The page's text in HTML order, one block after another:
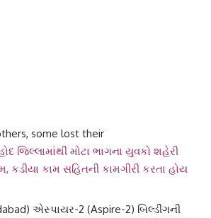
some lost their
જિલ્લામાંથી મોટા ભાગના યુવકો શહેરી
કડીયા કામ સહિતની કામગીરી કરતા હોય
એસ્પાયર-2 (Aspire-2) બિલ્ડીંગની